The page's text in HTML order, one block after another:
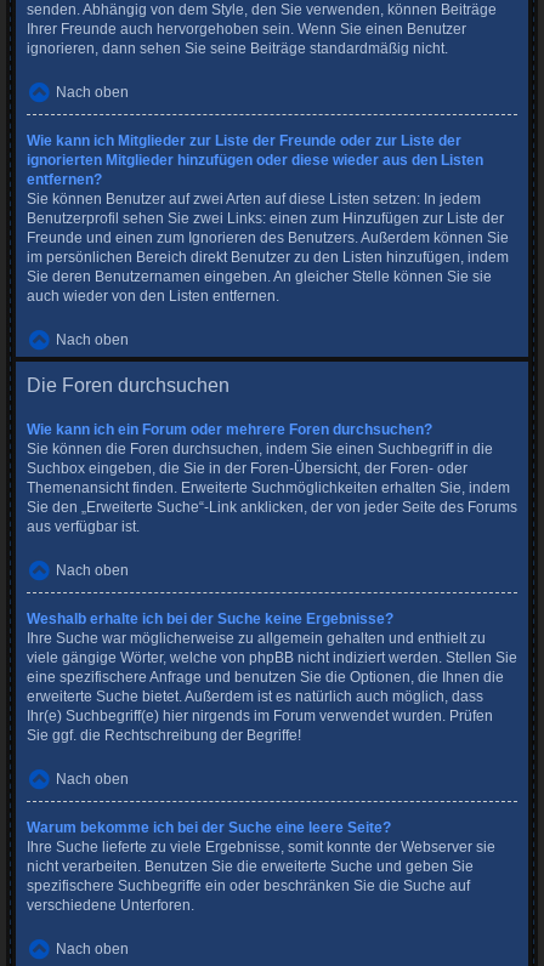
senden. Abhängig von dem Style, den Sie verwenden, können Beiträge
Ihrer Freunde auch hervorgehoben sein. Wenn Sie einen Benutzer
ignorieren, dann sehen Sie seine Beiträge standardmäßig nicht.
Nach oben
Wie kann ich Mitglieder zur Liste der Freunde oder zur Liste der
ignorierten Mitglieder hinzufügen oder diese wieder aus den Listen
entfernen?
Sie können Benutzer auf zwei Arten auf diese Listen setzen: In jedem
Benutzerprofil sehen Sie zwei Links: einen zum Hinzufügen zur Liste der
Freunde und einen zum Ignorieren des Benutzers. Außerdem können Sie
im persönlichen Bereich direkt Benutzer zu den Listen hinzufügen, indem
Sie deren Benutzernamen eingeben. An gleicher Stelle können Sie sie
auch wieder von den Listen entfernen.
Nach oben
Die Foren durchsuchen
Wie kann ich ein Forum oder mehrere Foren durchsuchen?
Sie können die Foren durchsuchen, indem Sie einen Suchbegriff in die
Suchbox eingeben, die Sie in der Foren-Übersicht, der Foren- oder
Themenansicht finden. Erweiterte Suchmöglichkeiten erhalten Sie, indem
Sie den „Erweiterte Suche“-Link anklicken, der von jeder Seite des Forums
aus verfügbar ist.
Nach oben
Weshalb erhalte ich bei der Suche keine Ergebnisse?
Ihre Suche war möglicherweise zu allgemein gehalten und enthielt zu
viele gängige Wörter, welche von phpBB nicht indiziert werden. Stellen Sie
eine spezifischere Anfrage und benutzen Sie die Optionen, die Ihnen die
erweiterte Suche bietet. Außerdem ist es natürlich auch möglich, dass
Ihr(e) Suchbegriff(e) hier nirgends im Forum verwendet wurden. Prüfen
Sie ggf. die Rechtschreibung der Begriffe!
Nach oben
Warum bekomme ich bei der Suche eine leere Seite?
Ihre Suche lieferte zu viele Ergebnisse, somit konnte der Webserver sie
nicht verarbeiten. Benutzen Sie die erweiterte Suche und geben Sie
spezifischere Suchbegriffe ein oder beschränken Sie die Suche auf
verschiedene Unterforen.
Nach oben